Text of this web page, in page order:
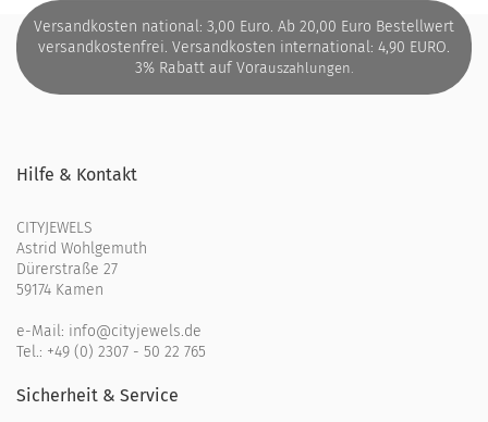
Versandkosten national: 3,00 Euro. Ab 20,00 Euro Bestellwert
versandkostenfrei. Versandkosten international: 4,90 EURO.
3% Rabatt auf Vorauszahlungen.
Hilfe & Kontakt
CITYJEWELS
Astrid Wohlgemuth
Dürerstraße 27
59174 Kamen
e-Mail: info@cityjewels.de
Tel.: +49 (0) 2307 - 50 22 765
Sicherheit & Service